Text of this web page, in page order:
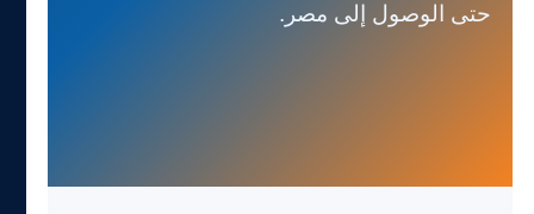
حتى الوصول إلى مصر.